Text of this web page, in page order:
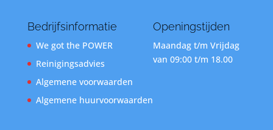
Bedrijfsinformatie
We got the POWER
Reinigingsadvies
Algemene voorwaarden
Algemene huurvoorwaarden
Openingstijden
Maandag t/m Vrijdag
van 09:00 t/m 18.00